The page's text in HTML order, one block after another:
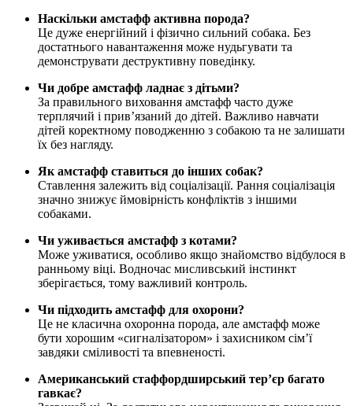
Наскільки амстафф активна порода?
Це дуже енергійний і фізично сильний собака. Без
достатнього навантаження може нудьгувати та
демонструвати деструктивну поведінку.
Чи добре амстафф ладнає з дітьми?
За правильного виховання амстафф часто дуже
терплячий і прив’язаний до дітей. Важливо навчати
дітей коректному поводженню з собакою та не залишати
їх без нагляду.
Як амстафф ставиться до інших собак?
Ставлення залежить від соціалізації. Рання соціалізація
значно знижує ймовірність конфліктів з іншими
собаками.
Чи уживається амстафф з котами?
Може уживатися, особливо якщо знайомство відбулося в
ранньому віці. Водночас мисливський інстинкт
зберігається, тому важливий контроль.
Чи підходить амстафф для охорони?
Це не класична охоронна порода, але амстафф може
бути хорошим «сигналізатором» і захисником сім’ї
завдяки сміливості та впевненості.
Американський стаффордширський тер’єр багато
гавкає?